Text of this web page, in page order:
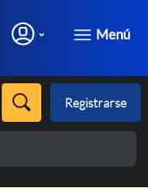
Menú
Registrarse